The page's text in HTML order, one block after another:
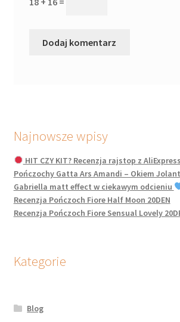
Najnowsze wpisy
HIT CZY KIT? Recenzja rajstop z AliExpress
Pończochy Gatta Ars Amandi – Okiem
Gabriella matt effect w ciekawym odcieniu
Recenzja Pończoch Fiore Half Moon 20DEN
Recenzja Pończoch Fiore Sensual Lovely
Kategorie
Blog